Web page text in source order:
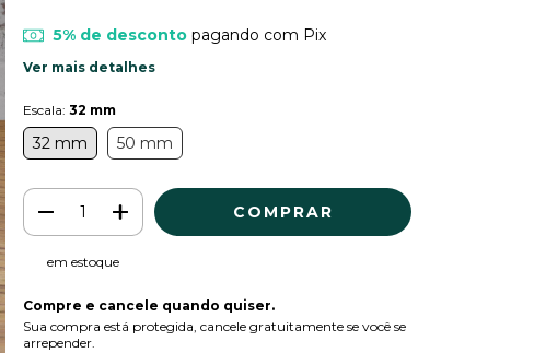
5% de descontopagando com Pix
Ver mais detalhes
Escala: 32 mm
32 mm 50 mm
em estoque
Compre e cancele quando quiser.
Sua compra está protegida, cancele gratuitamente se você se
arrepender.